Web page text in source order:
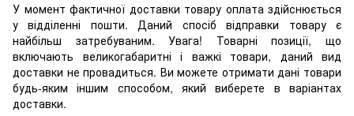
У момент фактичної доставки товару оплата здійснюється
у відділенні пошти. Даний спосіб відправки товару є
найбільш затребуваним. Увага! Товарні позиції, що
включають великогабаритні і важкі товари, даний вид
доставки не провадиться. Ви можете отримати дані товари
будь-яким іншим способом, який виберете в варіантах
доставки.